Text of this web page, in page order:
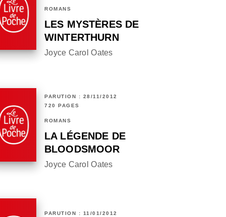
ROMANS
LES MYSTÈRES DE
WINTERTHURN
Joyce Carol Oates
PARUTION : 28/11/2012
720 PAGES
ROMANS
LA LÉGENDE DE
BLOODSMOOR
Joyce Carol Oates
PARUTION : 11/01/2012